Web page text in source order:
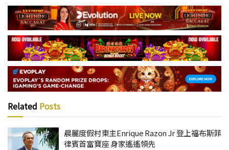
Related Posts
晨麗度假村東主Enrique Razon Jr 登上福布斯菲
律賓首富寶座 身家遙遙領先